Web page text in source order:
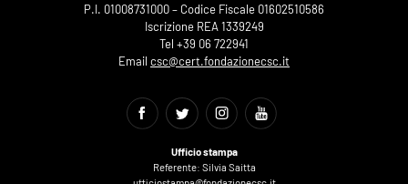
P.I. 01008731000 – Codice Fiscale 01602510586
Iscrizione REA 1339249
Tel +39 06 722941
Email csc@cert.fondazionecsc.it
Ufficio stampa
Referente: Silvia Saitta